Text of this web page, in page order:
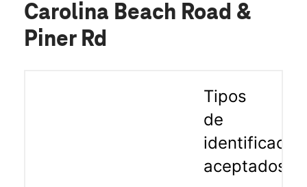
Carolina Beach Road &
Piner Rd
Tipos
de
aceptados